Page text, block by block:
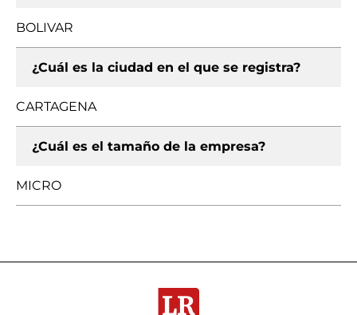
BOLIVAR
¿Cuál es la ciudad en el que se registra?
CARTAGENA
¿Cuál es el tamaño de la empresa?
MICRO